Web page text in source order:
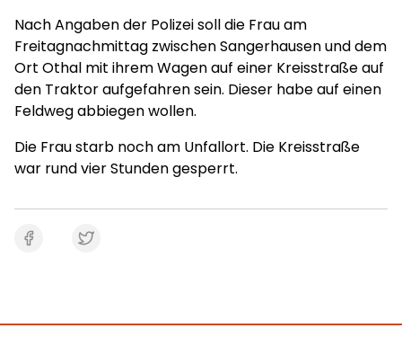
Nach Angaben der Polizei soll die Frau am
Freitagnachmittag zwischen Sangerhausen und dem
Ort Othal mit ihrem Wagen auf einer Kreisstraße auf
den Traktor aufgefahren sein. Dieser habe auf einen
Feldweg abbiegen wollen.
Die Frau starb noch am Unfallort. Die Kreisstraße
war rund vier Stunden gesperrt.